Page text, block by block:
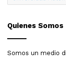
Quienes Somos
Somos un medio